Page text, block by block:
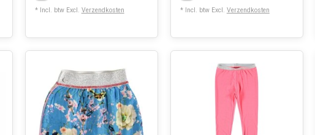
* Incl. btw Excl. Verzendkosten * Incl. btw Excl. Verzendkosten